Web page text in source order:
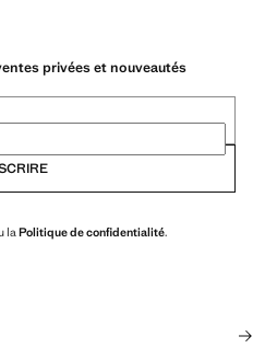
privées et nouveautés
la Politique de confidentialité.